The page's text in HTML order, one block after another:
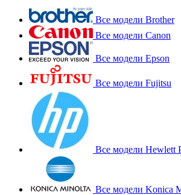
Все модели Brother
Все модели Canon
Все модели Epson
Все модели Fujitsu
Все модели Hewlett
Все модели Konica